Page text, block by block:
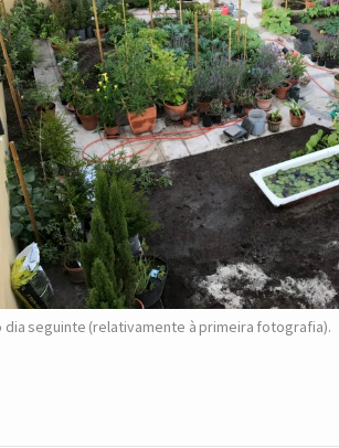
dia seguinte (relativamente à primeira fotografia).